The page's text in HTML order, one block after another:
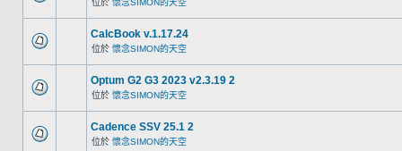
位於 懷念SIMON的天空
CalcBook v.1.17.24
位於 懷念SIMON的天空
Optum G2 G3 2023 v2.3.19 2
位於 懷念SIMON的天空
Cadence SSV 25.1 2
位於 懷念SIMON的天空